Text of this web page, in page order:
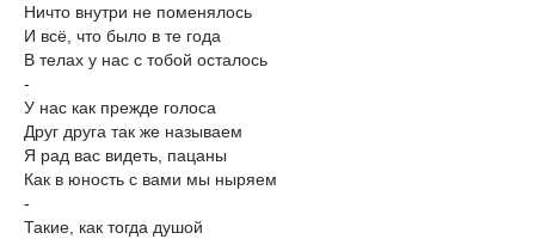
Ничто внутри не поменялось
И всё, что было в те года
В телах у нас с тобой осталось
-
У нас как прежде голоса
Друг друга так же называем
Я рад вас видеть, пацаны
Как в юность с вами мы ныряем
-
Такие, как тогда душой